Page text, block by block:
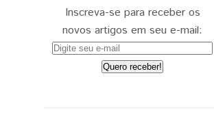
Inscreva-se para receber os
novos artigos em seu e-mail: